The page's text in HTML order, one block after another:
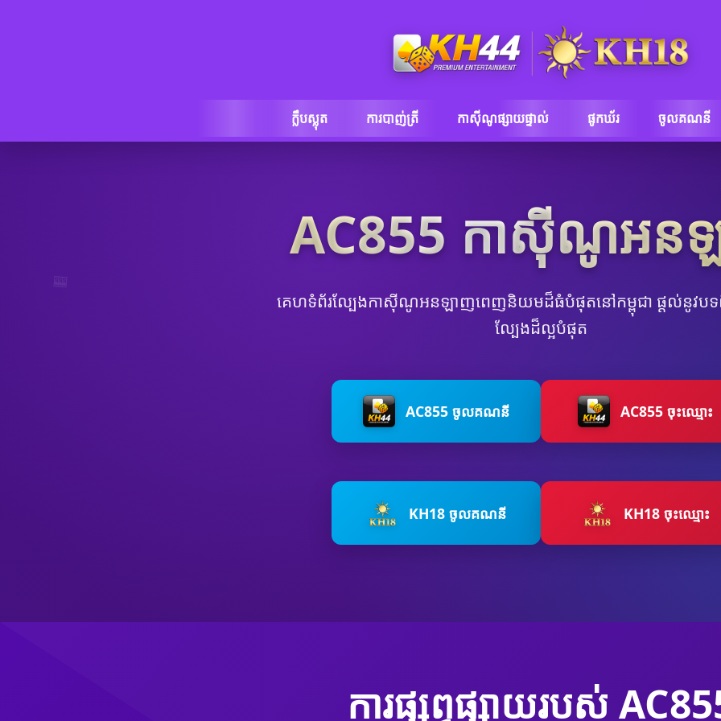
🎰
ក្លឹបស្លុត ការបាញ់ត្រី កាស៊ីណូផ្សាយផ្ទាល់ ផូកឃ័រ ចូលគណនី
AC855 កាស៊ីណូអន
គេហទំព័រល្បែងកាស៊ីណូអនឡាញពេញនិយមដ៏ធំបំផុតនៅកម្ពុជា ផ្តល់នូវប
ល្បែងដ៏ល្អបំផុត
AC855 ចូលគណនី AC855 ចុះឈ្មោះ
KH18 ចូលគណនី KH18 ចុះឈ្មោះ
ការផ្សព្វផ្សាយរបស់